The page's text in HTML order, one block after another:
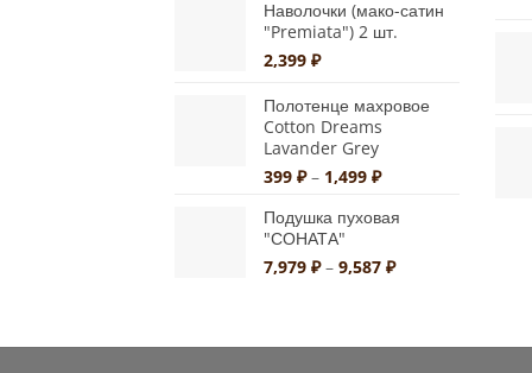
Наволочки (мако-сатин
"Premiata") 2 шт.
2,399 ₽
Полотенце махровое
Cotton Dreams
Lavander Grey
399 ₽ – 1,499 ₽Диапазон
399 ₽
1,499 ₽
Подушка пуховая
"СОНАТА"
7,979 ₽ – 9,587 ₽Диапазон